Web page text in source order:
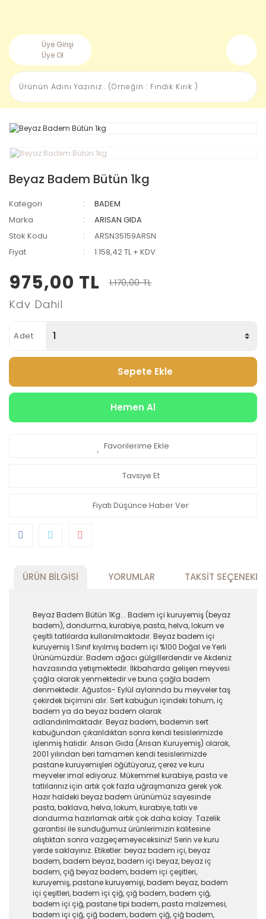
Üye Girişi
Üye Ol
Beyaz Badem Bütün 1kg
Kategori
BADEM
Marka
ARISAN GIDA
Stok Kodu
ARSN35159ARSN
Fiyat
1.158,42 TL + KDV
975,00 TL 1.170,00 TL
Kdv Dahil
Adet
Sepete Ekle
Hemen Al
Favorilerime Ekle
Tavsiye Et
Fiyatı Düşünce Haber Ver
ÜRÜN BILGISI YORUMLAR TAKSIT
Beyaz Badem Bütün 1Kg... Badem içi kuruyemiş (beyaz
badem), dondurma, kurabiye, pasta, helva, lokum ve
çeşitli tatlılarda kullanılmaktadır. Beyaz badem içi
kuruyemiş 1.Sınıf kıyılmış badem içi %100 Doğal ve Yerli
Ürünümüzdür. Badem ağacı gülgillerdendir ve Akdeniz
havzasında yetişmektedir. İlkbaharda gelişen meyvesi
çağla olarak yenmektedir ve buna çağla badem
denmektedir. Ağustos- Eylül aylarında bu meyveler taş
çekirdek biçimini alır. Sert kabuğun içindeki tohum, iç
badem ya da beyaz badem olarak
adlandırılmaktadır. Beyaz badem, bademin sert
kabuğundan çıkarıldıktan sonra kendi tesislerimizde
işlenmiş halidir. Arısan Gıda (Arısan Kuruyemiş) olarak,
2001 yılından beri tamamen kendi tesislerimizde
pastane kuruyemişleri öğütüyoruz, çerez ve kuru
meyveler imal ediyoruz. Mükemmel kurabiye, pasta ve
tatlılarınız için artık çok fazla uğraşmanıza gerek yok.
Hazır haldeki beyaz badem ürünümüz sayesinde
pasta, baklava, helva, lokum, kurabiye, tatlı ve
dondurma hazırlamak artık çok daha kolay. Tazelik
garantisi ile sunduğumuz ürünlerimizin kalitesine
alıştıktan sonra vazgeçemeyeceksiniz! Serin ve kuru
yerde saklayınız. Etiketler: beyaz badem içi, beyaz
badem, badem beyaz, badem içi beyaz, beyaz iç
badem, çiğ beyaz badem, badem içi çeşitleri,
kuruyemiş, pastane kuruyemişi, badem beyaz, badem
içi çeşitleri, badem içi çiğ, çiğ badem, badem çiğ,
badem içi çiğ, pastane tipi badem, pasta malzemesi,
badem içi çiğ, çiğ badem, badem çiğ, çiğ badem,